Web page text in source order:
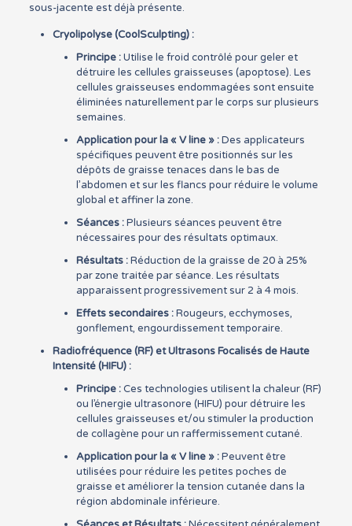
sous-jacente est déjà présente.
Cryolipolyse (CoolSculpting) :
Principe :Utilise le froid contrôlé pour geler et
détruire les cellules graisseuses (apoptose). Les
cellules graisseuses endommagées sont ensuite
éliminées naturellement par le corps sur plusieurs
semaines.
Application pour la « V line » :Des applicateurs
spécifiques peuvent être positionnés sur les
dépôts de graisse tenaces dans le bas de
l’abdomen et sur les flancs pour réduire le volume
global et affiner la zone.
Séances :Plusieurs séances peuvent être
nécessaires pour des résultats optimaux.
Résultats :Réduction de la graisse de 20 à 25%
par zone traitée par séance. Les résultats
apparaissent progressivement sur 2 à 4 mois.
Effets secondaires :Rougeurs, ecchymoses,
gonflement, engourdissement temporaire.
Radiofréquence (RF) et Ultrasons Focalisés de Haute
Intensité (HIFU) :
Principe :Ces technologies utilisent la chaleur (RF)
ou l’énergie ultrasonore (HIFU) pour détruire les
cellules graisseuses et/ou stimuler la production
de collagène pour un raffermissement cutané.
Application pour la « V line » :Peuvent être
utilisées pour réduire les petites poches de
graisse et améliorer la tension cutanée dans la
région abdominale inférieure.